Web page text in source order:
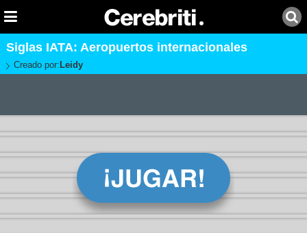
Siglas IATA: Aeropuertos internacionales
Creado por: Leidy